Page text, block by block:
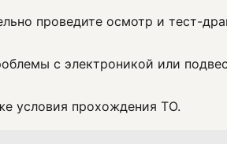
проведите осмотр и тест-
с электроникой или
условия прохождения ТО.